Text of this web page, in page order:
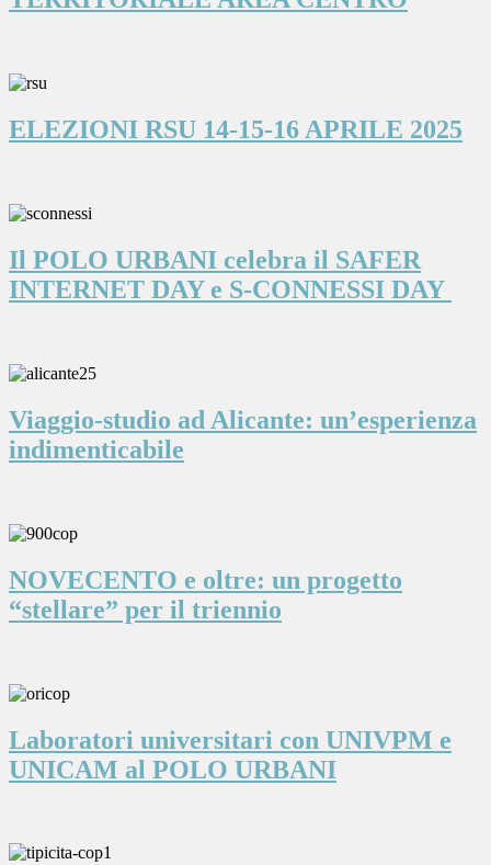
ELEZIONI RSU 14-15-16 APRILE 2025
Il POLO URBANI celebra il SAFER
INTERNET DAY e S-CONNESSI DAY
Viaggio-studio ad Alicante: un’esperienza
indimenticabile
NOVECENTO e oltre: un progetto
“stellare” per il triennio
Laboratori universitari con UNIVPM e
UNICAM al POLO URBANI